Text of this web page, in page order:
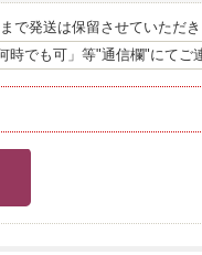
で発送は保留させていただ
でも可」等"通信欄"にてご